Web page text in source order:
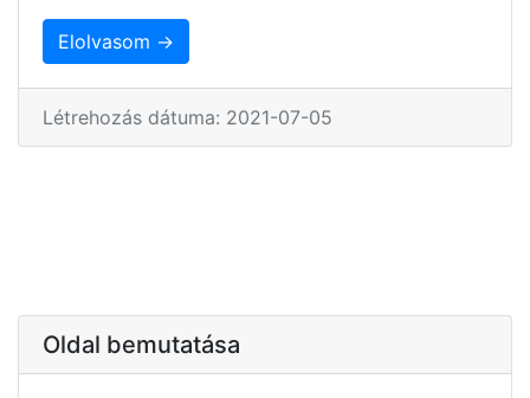
Elolvasom →
Létrehozás dátuma: 2021-07-05
Oldal bemutatása